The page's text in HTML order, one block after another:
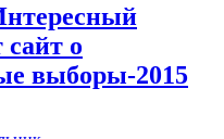
сайт о
выборы-2015